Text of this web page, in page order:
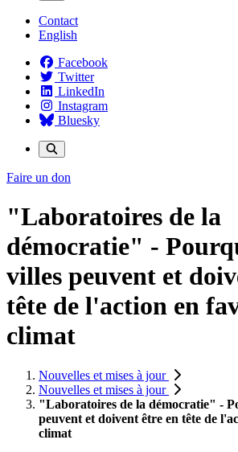
Contact
English
Facebook
Twitter
LinkedIn
Instagram
Bluesky
Faire un don
"Laboratoires de la
démocratie" -
villes peuvent et
tête de l'action en
climat
Nouvelles et mises à jour
Nouvelles et mises à jour
"Laboratoires de la démocratie" -
peuvent et doivent être en tête de
climat